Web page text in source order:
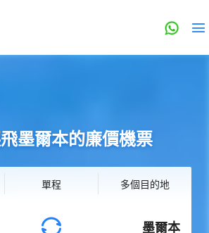
墨爾本的廉價機票
單程 多個目的地
墨爾本